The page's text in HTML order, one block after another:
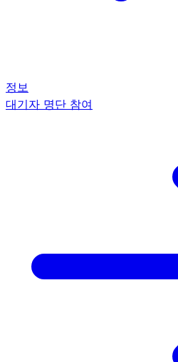
정보
대기자 명단 참여